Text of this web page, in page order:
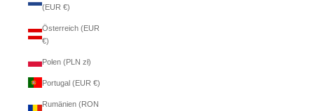
(EUR €)
Österreich (EUR
€)
Polen (PLN zł)
Portugal (EUR €)
Rumänien (RON